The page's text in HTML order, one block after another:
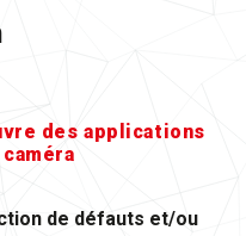
des applications
de défauts et/ou